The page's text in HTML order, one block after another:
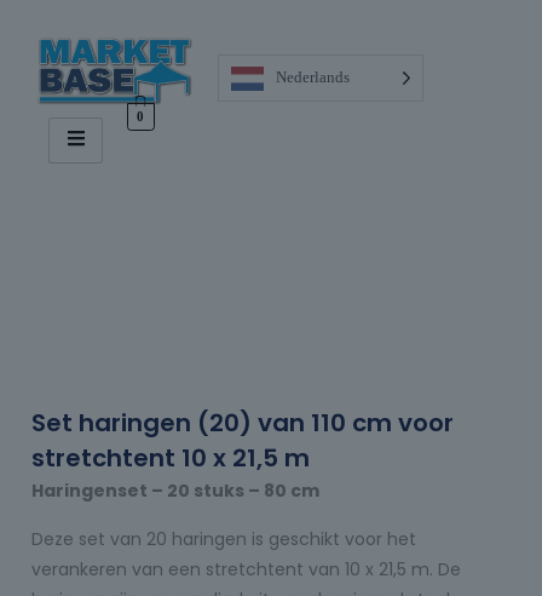
0
Nederlands
Set haringen (20) van 110 cm voor
stretchtent 10 x 21,5 m
Haringenset – 20 stuks – 80 cm
Deze set van 20 haringen is geschikt voor het
verankeren van een stretchtent van 10 x 21,5 m. De